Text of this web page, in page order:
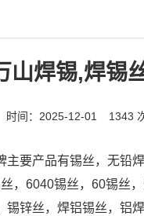
山焊锡,焊锡
时间：2025-12-01 1343
要产品有锡丝，无铅
，6040锡丝，60锡丝
锌丝，焊铝锡丝，铝焊